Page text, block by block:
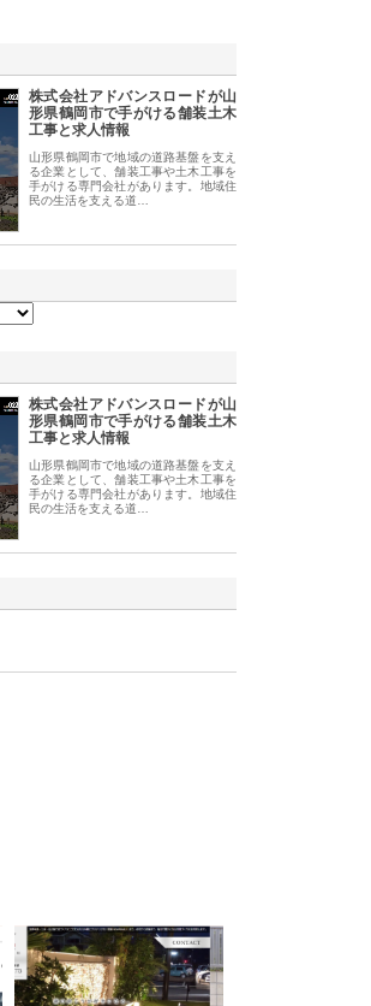
株式会社アドバンスロードが山
形県鶴岡市で手がける舗装土木
工事と求人情報
山形県鶴岡市で地域の道路基盤を支え
る企業として、舗装工事や土木工事を
手がける専門会社があります。地域住
民の生活を支える道…
株式会社アドバンスロードが山
形県鶴岡市で手がける舗装土木
工事と求人情報
山形県鶴岡市で地域の道路基盤を支え
る企業として、舗装工事や土木工事を
手がける専門会社があります。地域住
民の生活を支える道…